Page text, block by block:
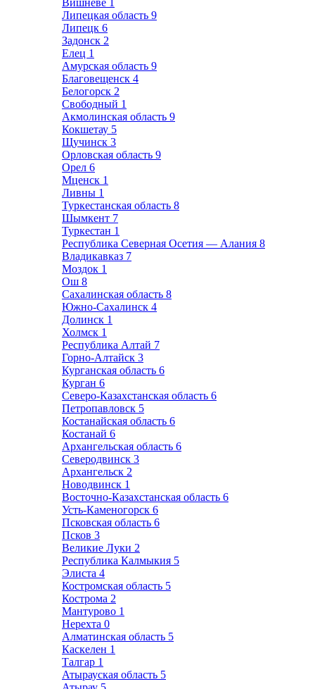
Вишневе 1
Липецкая область 9
Липецк 6
Задонск 2
Елец 1
Амурская область 9
Благовещенск 4
Белогорск 2
Свободный 1
Акмолинская область 9
Кокшетау 5
Щучинск 3
Орловская область 9
Орел 6
Мценск 1
Ливны 1
Туркестанская область 8
Шымкент 7
Туркестан 1
Республика Северная Осетия — Алания 8
Владикавказ 7
Моздок 1
Ош 8
Сахалинская область 8
Южно-Сахалинск 4
Долинск 1
Холмск 1
Республика Алтай 7
Горно-Алтайск 3
Курганская область 6
Курган 6
Северо-Казахстанская область 6
Петропавловск 5
Костанайская область 6
Костанай 6
Архангельская область 6
Северодвинск 3
Архангельск 2
Новодвинск 1
Восточно-Казахстанская область 6
Усть-Каменогорск 6
Псковская область 6
Псков 3
Великие Луки 2
Республика Калмыкия 5
Элиста 4
Костромская область 5
Кострома 2
Мантурово 1
Нерехта 0
Алматинская область 5
Каскелен 1
Талгар 1
Атырауская область 5